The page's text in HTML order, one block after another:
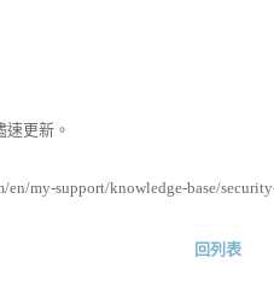
更新。
my-support/knowledge-base/
回列表